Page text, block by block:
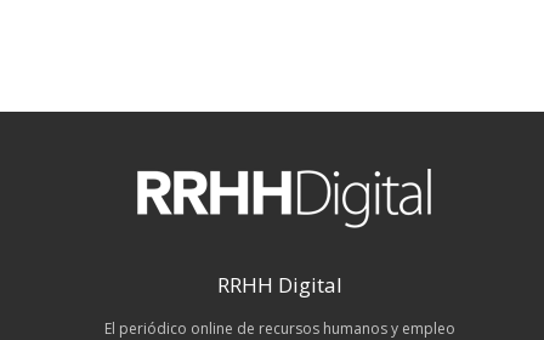
RRHH Digital
El periódico online de recursos humanos y empleo